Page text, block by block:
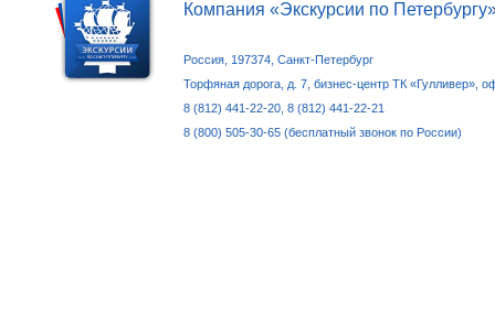
Компания «Экскурсии по
Россия, 197374, Санкт-Петербург
Торфяная дорога, д. 7, бизнес-центр ТК «Гулливер»,
8 (812) 441-22-20, 8 (812) 441-22-21
8 (800) 505-30-65 (бесплатный звонок по России)